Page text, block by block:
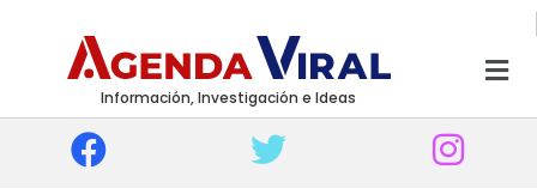
Información, Investigación e Ideas